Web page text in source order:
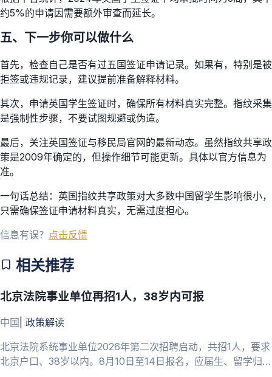
约5%的申请因需要额外审查而延长。
五、下一步你可以做什么
首先，检查自己是否有过五国签证申请记录。如果有，特别是被
拒签或违规记录，建议提前准备解释材料。
其次，申请英国学生签证时，确保所有材料真实完整。指纹采集
是强制性步骤，不要试图规避或伪造。
最后，关注英国签证与移民局官网的最新动态。虽然指纹共享政
策是2009年确定的，但操作细节可能更新。具体以官方信息为
准。
一句话总结：英国指纹共享政策对大多数中国留学生影响很小，
只需确保签证申请材料真实，无需过度担心。
信息有误？ 点击反馈
相关推荐
北京法院事业单位再招1人，38岁内可报
中国 政策解读
北京法院系统事业单位2026年第二次招聘启动，共招1人，要求
北京户口、38岁以内。8月10日至14日报名，应届生、留学归国